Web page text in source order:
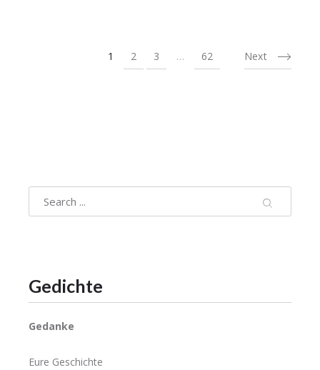
1 2 3 … 62 Next
Gedichte
Gedanke
Eure Geschichte